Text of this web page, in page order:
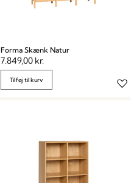
Forma Skænk Natur
7.849,00 kr.
Tilføj til kurv